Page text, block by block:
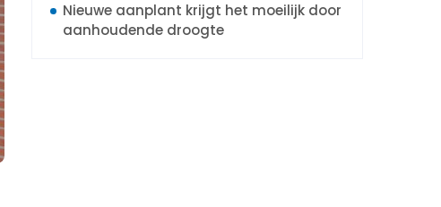
Nieuwe aanplant krijgt het moeilijk door
aanhoudende droogte